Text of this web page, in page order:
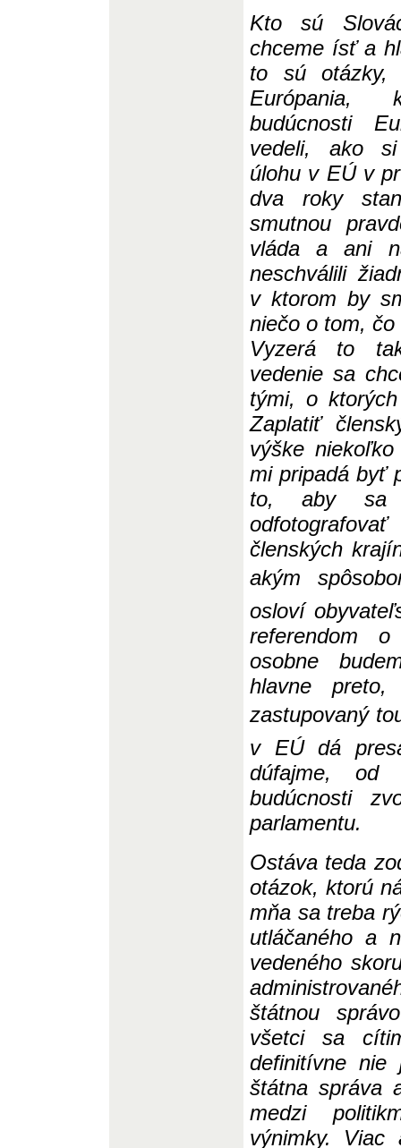
Kto sú
chceme ísť a
to sú otázky,
budúcnosti
vedeli, ako si
úlohu v EÚ v
dva roky
smutnou
vláda a ani
neschválili
v ktorom by
niečo o tom,
Vyzerá to
vedenie sa
tými, o
Zaplatiť
výške
mi pripadá byť
to, aby sa
členských
akým
osloví
referendom
osobne
hlavne
zastupovaný
v EÚ dá
dúfajme,
budúcnosti
parlamentu.
Ostáva teda
otázok, ktorú
mňa sa treba
utláčaného a
vedeného
štátnou
všetci sa
definitívne nie
štátna správa
medzi
výnimky. Viac